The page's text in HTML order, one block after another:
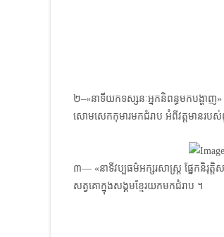
២–«នាទីយកទស្សនៈអ្នកនិពន្ធមកបង្ហា
សោមសេកកុមារ​មកជំរាប អំពីវត្តមានរប
៣— «នាទីវប្បធម៌អក្សរសាស្ត្រ ផ្នែកនិរុ
សត្វគោក្នុងសង្គមខ្មែរ​យក​មក​ជំរាប ។